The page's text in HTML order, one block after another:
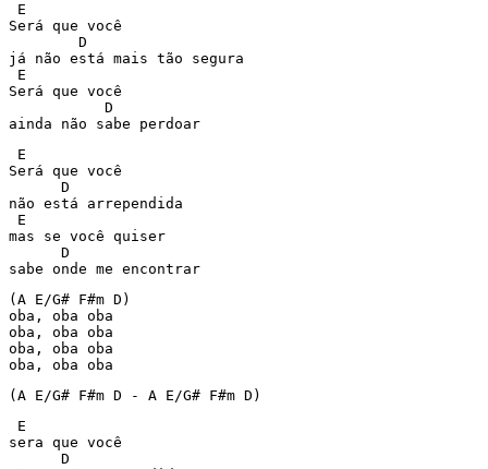
E
Será que você
        D
já não está mais tão segura
E
Será que você
           D
ainda não sabe perdoar
E
Será que você
      D
não está arrependida
E
mas se você quiser
      D
sabe onde me encontrar
(A E/G# F#m D)
oba, oba oba
oba, oba oba
oba, oba oba
oba, oba oba
(A E/G# F#m D - A E/G# F#m D)
E
sera que você
      D